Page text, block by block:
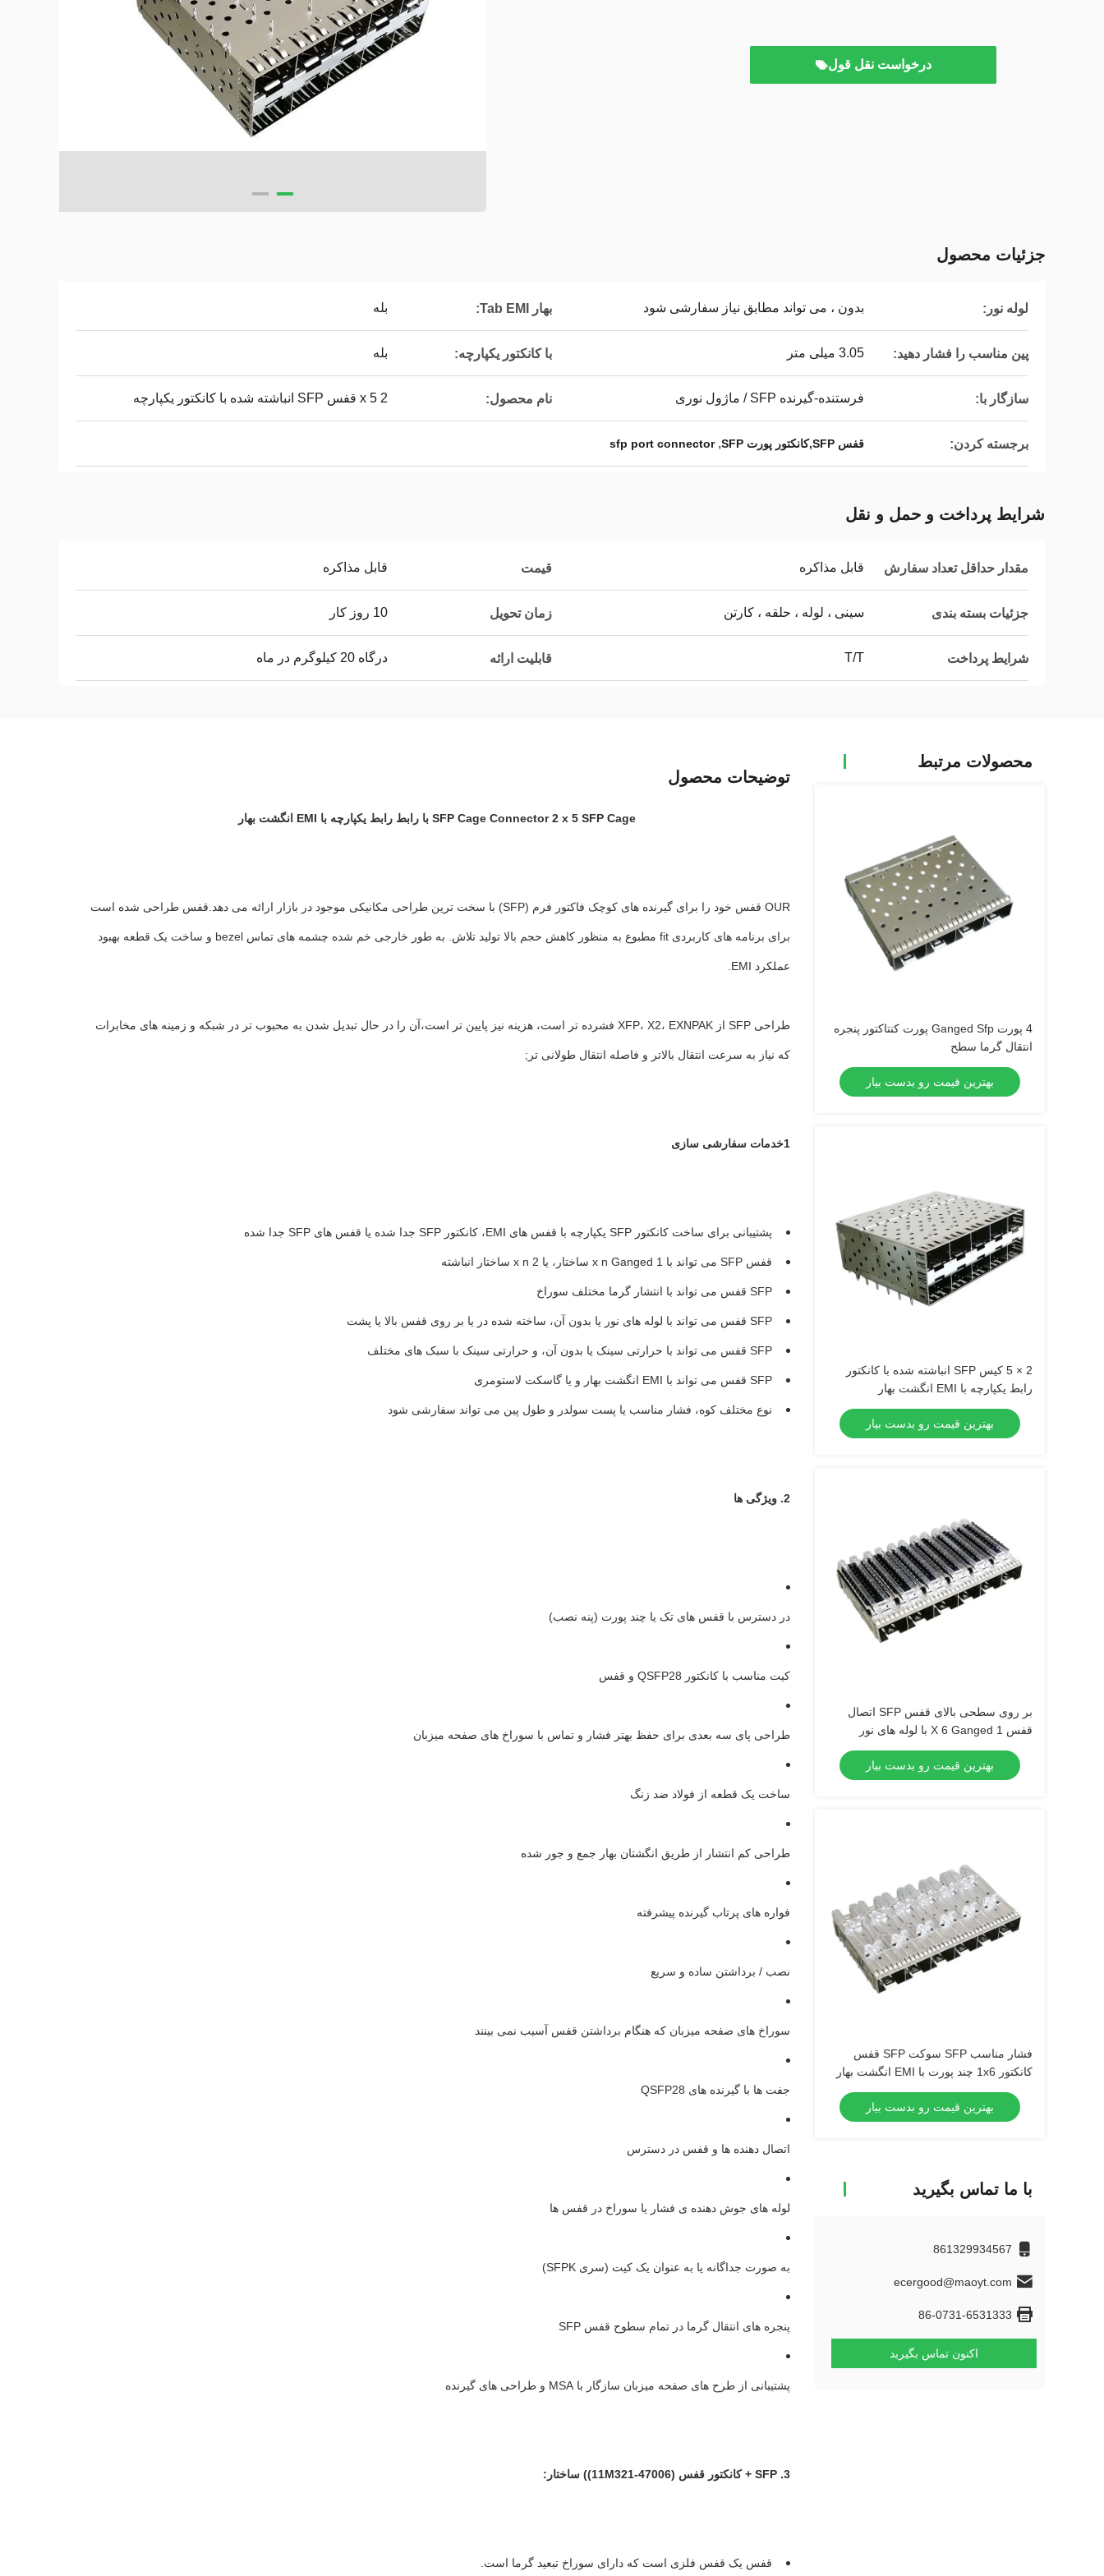
درخواست نقل قول
جزئیات محصول
لوله نور: بدون ، می تواند مطابق نیاز سفارشی شود بهار Tab EMI: بله
پین مناسب را فشار دهید: 3.05 میلی متر با کانکتور یکپارچه: بله
سازگار با: فرستنده-گیرنده SFP / ماژول نوری نام محصول: 2 x 5 قفس SFP انباشته شده با کانکتور یکپارچه
برجسته کردن: قفس SFP,کانکتور پورت SFP ,
sfp port connector
شرایط پرداخت و حمل و نقل
مقدار حداقل تعداد سفارش قابل مذاکره قیمت قابل مذاکره
جزئیات بسته بندی سینی ، لوله ، حلقه ، کارتن زمان تحویل 10 روز کار
شرایط پرداخت T/T قابلیت ارائه درگاه 20 کیلوگرم در ماه
محصولات مرتبط
4 پورت Ganged Sfp پورت کنتاکتور پنجره
انتقال گرما سطح
بهترین قیمت رو بدست بیار
2 × 5 کیس SFP انباشته شده با کانکتور
رابط یکپارچه با EMI انگشت بهار
بهترین قیمت رو بدست بیار
بر روی سطحی بالای قفس SFP اتصال
قفس 1 X 6 Ganged با لوله های نور
حرارتی
بهترین قیمت رو بدست بیار
فشار مناسب SFP سوکت SFP قفس
کانکتور 1x6 چند پورت با EMI انگشت بهار
بهترین قیمت رو بدست بیار
با ما تماس بگیرید
861329934567
ecergood@maoyt.com
86-0731-6531333
اکنون تماس بگیرید
توضیحات محصول
SFP Cage Connector 2 x 5 SFP Cage با رابط رابط یکپارچه با EMI انگشت بهار
OUR قفس خود را برای گیرنده های کوچک فاکتور فرم (SFP) با سخت ترین طراحی مکانیکی موجود در بازار ارائه می دهد.قفس طراحی شده است
برای برنامه های کاربردی fit مطبوع به منظور کاهش حجم بالا تولید تلاش. به طور خارجی خم شده چشمه های تماس bezel و ساخت یک قطعه بهبود
عملکرد EMI.
طراحی SFP از XFP، X2، EXNPAK فشرده تر است، هزینه نیز پایین تر است،آن را در حال تبدیل شدن به محبوب تر در شبکه و زمینه های مخابرات
که نیاز به سرعت انتقال بالاتر و فاصله انتقال طولانی تر;
1خدمات سفارشی سازی
پشتیبانی برای ساخت کانکتور SFP یکپارچه با قفس های EMI، کانکتور SFP جدا شده یا قفس های SFP جدا شده
قفس SFP می تواند با 1 x n Ganged ساختار، یا 2 x n ساختار انباشته
SFP قفس می تواند با انتشار گرما مختلف سوراخ
SFP قفس می تواند با لوله های نور یا بدون آن، ساخته شده در یا بر روی قفس بالا یا پشت
SFP قفس می تواند با حرارتی سینک یا بدون آن، و حرارتی سینک با سبک های مختلف
SFP قفس می تواند با EMI انگشت بهار و یا گاسکت لاستومری
نوع مختلف کوه، فشار مناسب یا پست سولدر و طول پین می تواند سفارشی شود
2. ویژگی ها
در دسترس با قفس های تک یا چند پورت (پنه نصب)
کیت مناسب با کانکتور QSFP28 و قفس
طراحی پای سه بعدی برای حفظ بهتر فشار و تماس با سوراخ های صفحه میزبان
ساخت یک قطعه از فولاد ضد زنگ
طراحی کم انتشار از طریق انگشتان بهار جمع و جور شده
فواره های پرتاب گیرنده پیشرفته
نصب / برداشتن ساده و سریع
سوراخ های صفحه میزبان که هنگام برداشتن قفس آسیب نمی بینند
جفت ها با گیرنده های QSFP28
اتصال دهنده ها و قفس در دسترس
لوله های جوش دهنده ی فشار یا سوراخ در قفس ها
به صورت جداگانه یا به عنوان یک کیت (سری SFPK)
پنجره های انتقال گرما در تمام سطوح قفس SFP
پشتیبانی از طرح های صفحه میزبان سازگار با MSA و طراحی های گیرنده
3. SFP + کانکتور قفس (47006-11M321) ) ساختار:
قفس یک قفس فلزی است که دارای سوراخ تبعید گرما است.